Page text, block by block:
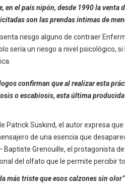
en el país nipón, desde 1990 la venta
son las prendas íntimas de
riesgo alguno de contraer
sería un riesgo a nivel psicológico,
confirman que al realizar esta
o escabiosis, esta última
Patrick Süskind, el autor expresa
de una esencia que
Baptiste Grenouille, el protagonista
del olfato que le permite percibir
más triste que esos calzones sin